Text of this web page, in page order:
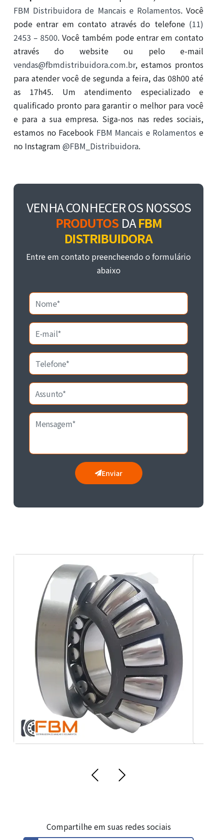
FBM Distribuidora de Mancais e Rolamentos. Você
pode entrar em contato através do telefone (11)
2453 – 8500. Você também pode entrar em contato
através do website ou pelo e-mail
vendas@fbmdistribuidora.com.br, estamos prontos
para atender você de segunda a feira, das 08h00 até
as 17h45. Um atendimento especializado e
qualificado pronto para garantir o melhor para você
e para a sua empresa. Siga-nos nas redes sociais,
estamos no Facebook FBM Mancais e Rolamentos e
no Instagram @FBM_Distribuidora.
VENHA CONHECER OS NOSSOS
PRODUTOSDAFBM
DISTRIBUIDORA
Entre em contato preencheendo o formulário
abaixo
Enviar
Mancal para rolamento com alta performance
industrial
Compartilhe em suas redes sociais